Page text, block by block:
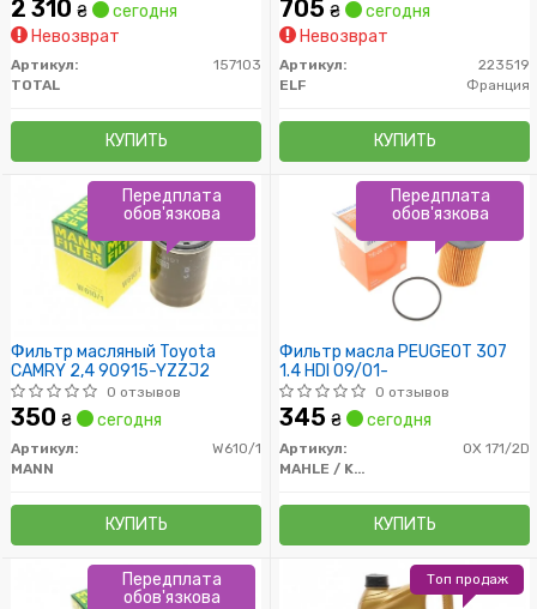
2 310 ₴
сегодня
Невозврат
Артикул:
157103
TOTAL
КУПИТЬ
705 ₴
сегодня
Невозврат
Артикул:
223519
ELF
Франция
КУПИТЬ
Фильтр масляный Toyota
CAMRY 2,4 90915-YZZJ2
0 отзывов
350 ₴ сегодня
Артикул:
W610/1
MANN
КУПИТЬ
Передплата
обов'язкова
Фильтр масла PEUGEOT 307
1.4 HDI 09/01-
0 отзывов
345 ₴ сегодня
Артикул:
OX 171/2D
MAHLE / KNECHT
КУПИТЬ
Передплата
обов'язкова
Передплата
обов'язкова
Топ продаж